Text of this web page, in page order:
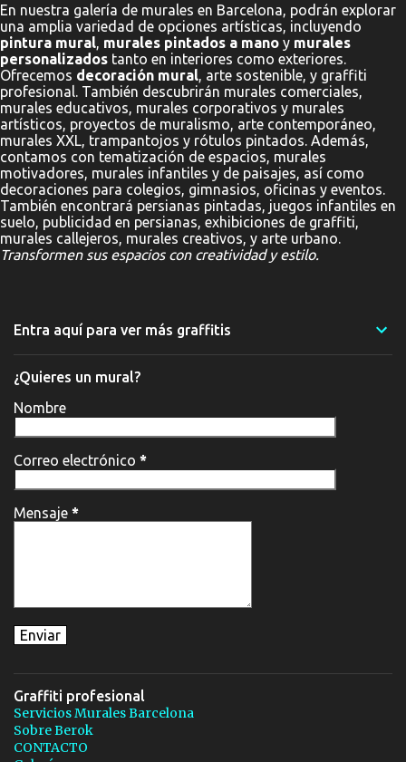
En nuestra galería de murales en Barcelona, podrán explorar
una amplia variedad de opciones artísticas, incluyendo
pintura mural murales pintados a mano y murales
personalizados tanto en interiores como exteriores.
Ofrecemos decoración mural , arte sostenible, y graffiti
profesional. También descubrirán murales comerciales,
murales educativos, murales corporativos y murales
artísticos, proyectos de muralismo, arte contemporáneo,
murales XXL, trampantojos y rótulos pintados. Además,
contamos con tematización de espacios, murales
motivadores, murales infantiles y de paisajes, así como
decoraciones para colegios, gimnasios, oficinas y eventos.
También encontrará persianas pintadas, juegos infantiles en
suelo, publicidad en persianas, exhibiciones de graffiti,
murales callejeros, murales creativos, y arte urbano.
Transformen sus espacios con creatividad y estilo.
Entra aquí para ver más graffitis
¿Quieres un mural?
Nombre
Correo electrónico *
Mensaje *
Graffiti profesional
Servicios Murales Barcelona
Sobre Berok
CONTACTO